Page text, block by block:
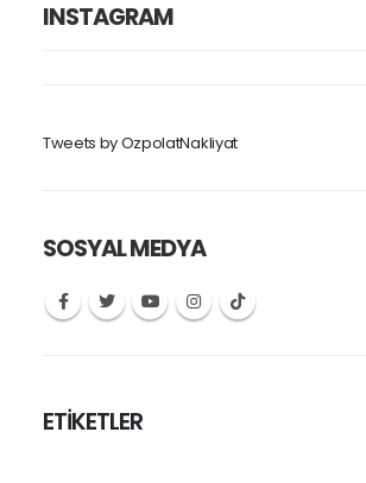
INSTAGRAM
Tweets by OzpolatNakliyat
SOSYAL MEDYA
ETİKETLER